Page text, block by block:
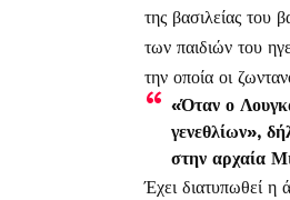
της βασιλείας του
των παιδιών του
την οποία οι
«Όταν ο
γενεθλίων»,
στην αρχαία
Έχει διατυπωθεί η